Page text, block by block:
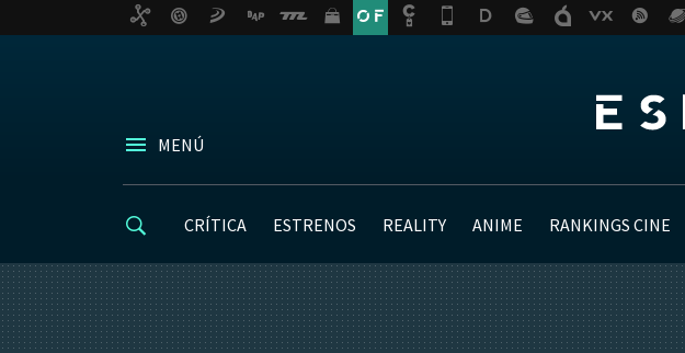
MENÚ
CRÍTICA ESTRENOS REALITY ANIME RANKINGS CINE